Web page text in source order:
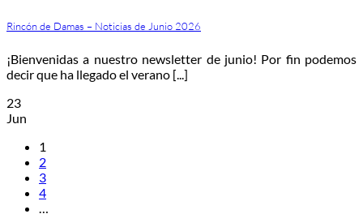
Rincón de Damas – Noticias de Junio 2026
¡Bienvenidas a nuestro newsletter de junio! Por fin podemos
decir que ha llegado el verano [...]
23
Jun
1
2
3
4